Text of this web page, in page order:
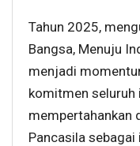
Tahun 2025,
Bangsa, Menuju
menjadi
komitmen seluruh
mempertahankan
Pancasila